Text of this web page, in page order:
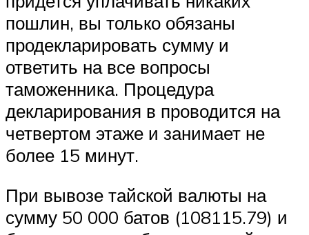
пошлин, вы только обязаны
продекларировать сумму и
ответить на все вопросы
таможенника. Процедура
декларирования в проводится на
четвертом этаже и занимает не
более 15 минут.
При вывозе тайской валюты на
сумму 50 000 батов (108115.79) и